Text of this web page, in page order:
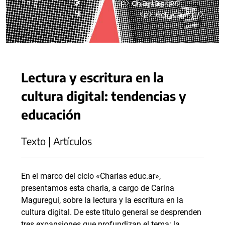
Lectura y escritura en la
cultura digital: tendencias y
educación
Texto | Artículos
En el marco del ciclo «Charlas educ.ar»,
presentamos esta charla, a cargo de Carina
Maguregui, sobre la lectura y la escritura en la
cultura digital. De este título general se desprenden